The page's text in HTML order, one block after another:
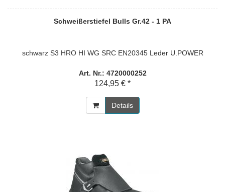
Schweißerstiefel Bulls Gr.42 - 1 PA
schwarz S3 HRO HI WG SRC EN20345 Leder U.POWER
Art. Nr.: 4720000252
124,95 € *
Details